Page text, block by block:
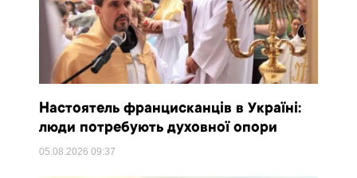
Настоятель францисканців в Україні:
люди потребують духовної опори
05.08.202609:37